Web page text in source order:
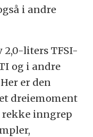
i andre
liters TFSI-
og i andre
er den
dreiemoment
rekke inngrep